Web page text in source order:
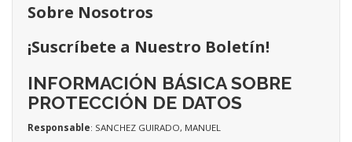
Sobre Nosotros
¡Suscríbete a Nuestro Boletín!
INFORMACIÓN BÁSICA SOBRE
PROTECCIÓN DE DATOS
Responsable: SANCHEZ GUIRADO, MANUEL